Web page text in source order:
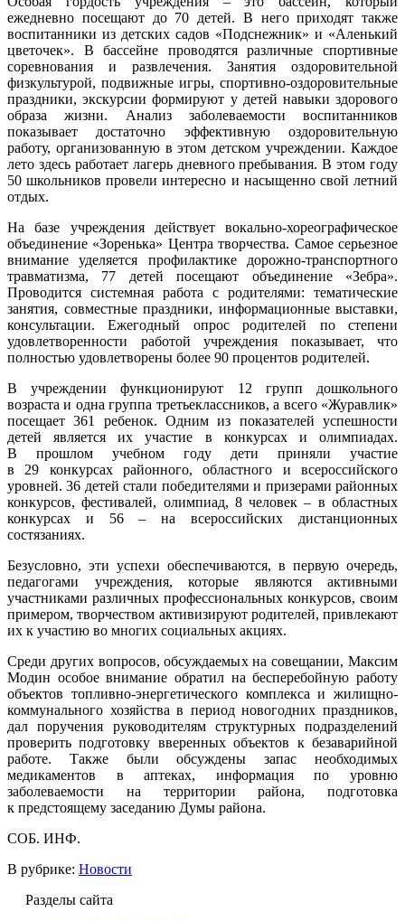
ежедневно посещают до 70 детей. В него приходят также
воспитанники из детских садов «Подснежник» и «Аленький
цветочек». В бассейне проводятся различные спортивные
соревнования и развлечения. Занятия оздоровительной
физкультурой, подвижные игры, спортивно-оздоровительные
праздники, экскурсии формируют у детей навыки здорового
образа жизни. Анализ заболеваемости воспитанников
показывает достаточно эффективную оздоровительную
работу, организованную в этом детском учреждении. Каждое
лето здесь работает лагерь дневного пребывания. В этом году
50 школьников провели интересно и насыщенно свой летний
отдых.
На базе учреждения действует вокально-хореографическое
объединение «Зоренька» Центра творчества. Самое серьезное
внимание уделяется профилактике дорожно-транспортного
травматизма, 77 детей посещают объединение «Зебра».
Проводится системная работа с родителями: тематические
занятия, совместные праздники, информационные выставки,
консультации. Ежегодный опрос родителей по степени
удовлетворенности работой учреждения показывает, что
полностью удовлетворены более 90 процентов родителей.
В учреждении функционируют 12 групп дошкольного
возраста и одна группа третьеклассников, а всего «Журавлик»
посещает 361 ребенок. Одним из показателей успешности
детей является их участие в конкурсах и олимпиадах.
В прошлом учебном году дети приняли участие
в 29 конкурсах районного, областного и всероссийского
уровней. 36 детей стали победителями и призерами районных
конкурсов, фестивалей, олимпиад, 8 человек – в областных
конкурсах и 56 – на всероссийских дистанционных
состязаниях.
Безусловно, эти успехи обеспечиваются, в первую очередь,
педагогами учреждения, которые являются активными
участниками различных профессиональных конкурсов, своим
примером, творчеством активизируют родителей, привлекают
их к участию во многих социальных акциях.
Среди других вопросов, обсуждаемых на совещании, Максим
Модин особое внимание обратил на бесперебойную работу
объектов топливно-энергетического комплекса и жилищно-
коммунального хозяйства в период новогодних праздников,
дал поручения руководителям структурных подразделений
проверить подготовку вверенных объектов к безаварийной
работе. Также были обсуждены запас необходимых
медикаментов в аптеках, информация по уровню
заболеваемости на территории района, подготовка
к предстоящему заседанию Думы района.
СОБ. ИНФ.
В рубрике: Новости
Разделы сайта